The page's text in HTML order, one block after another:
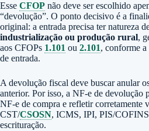
Esse CFOP não deve ser escolhido
“devolução”. O ponto decisivo é a
original: a entrada precisa ter natureza
industrialização ou produção rural,
aos CFOPs 1.101 ou 2.101, conforme
de entrada.
A devolução fiscal deve buscar anular
anterior. Por isso, a NF-e de devolução
NF-e de compra e refletir corretamente
CST/CSOSN, ICMS, IPI, PIS/
escrituração.